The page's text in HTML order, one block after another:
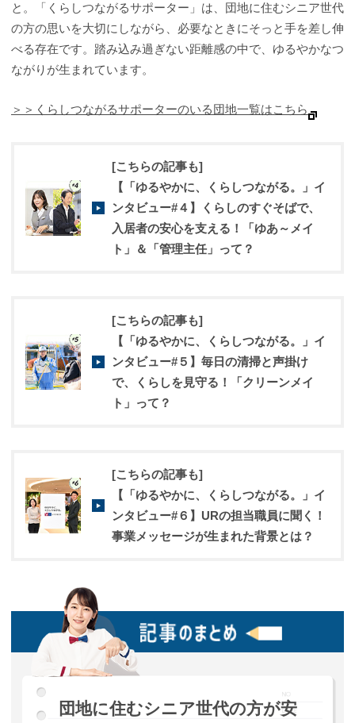
と。「くらしつながるサポーター」は、団地に住むシニア世代
の方の思いを大切にしながら、必要なときにそっと手を差し伸
べる存在です。踏み込み過ぎない距離感の中で、ゆるやかなつ
ながりが生まれています。
＞＞くらしつながるサポーターのいる団地一覧はこちら
[こちらの記事も]
【「ゆるやかに、くらしつながる。」イ
ンタビュー#４】くらしのすぐそばで、
入居者の安心を支える！「ゆあ～メイ
ト」＆「管理主任」って？
[こちらの記事も]
【「ゆるやかに、くらしつながる。」イ
ンタビュー#５】毎日の清掃と声掛け
で、くらしを見守る！「クリーンメイ
ト」って？
[こちらの記事も]
【「ゆるやかに、くらしつながる。」イ
ンタビュー#６】URの担当職員に聞く！
事業メッセージが生まれた背景とは？
団地に住むシニア世代の方が安